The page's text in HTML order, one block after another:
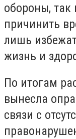
обороны,
причинить
лишь
жизнь и
По итогам
вынесла
связи с